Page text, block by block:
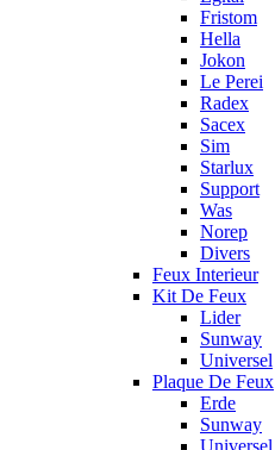
Fristom
Hella
Jokon
Le Perei
Radex
Sacex
Sim
Starlux
Support
Was
Norep
Divers
Feux Interieur
Kit De Feux
Lider
Sunway
Universel
Plaque De Feux
Erde
Sunway
Universel